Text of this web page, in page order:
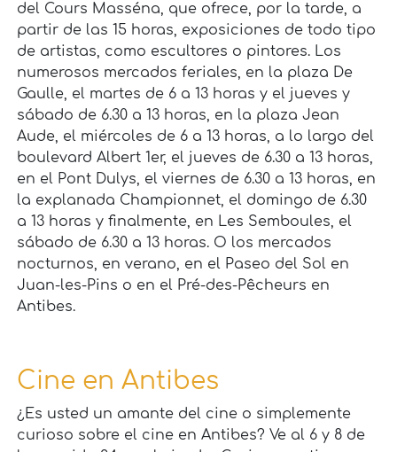
del Cours Masséna, que ofrece, por la tarde, a
partir de las 15 horas, exposiciones de todo tipo
de artistas, como escultores o pintores. Los
numerosos mercados feriales, en la plaza De
Gaulle, el martes de 6 a 13 horas y el jueves y
sábado de 6.30 a 13 horas, en la plaza Jean
Aude, el miércoles de 6 a 13 horas, a lo largo del
boulevard Albert 1er, el jueves de 6.30 a 13 horas,
en el Pont Dulys, el viernes de 6.30 a 13 horas, en
la explanada Championnet, el domingo de 6.30
a 13 horas y finalmente, en Les Semboules, el
sábado de 6.30 a 13 horas. O los mercados
nocturnos, en verano, en el Paseo del Sol en
Juan-les-Pins o en el Pré-des-Pêcheurs en
Antibes.
Cine en Antibes
¿Es usted un amante del cine o simplemente
curioso sobre el cine en Antibes? Ve al 6 y 8 de